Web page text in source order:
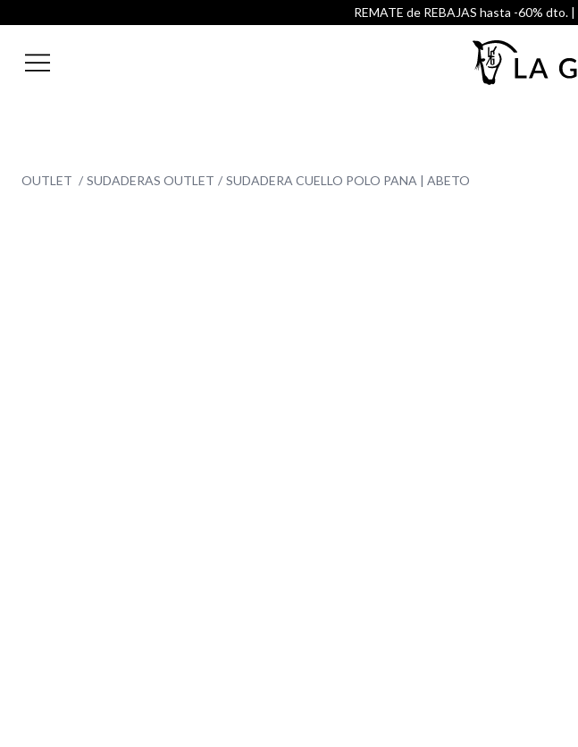
REMATE de REBAJAS hasta -60% dto. |
OUTLET SUDADERAS OUTLET SUDADERA CUELLO POLO PANA | ABETO